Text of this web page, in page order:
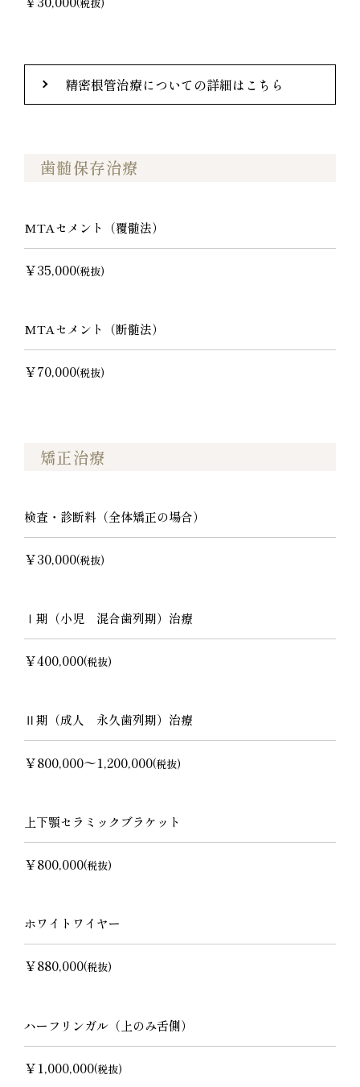
精密根管治療についての詳細はこちら
歯髄保存治療
MTAセメント（覆髄法）
￥35,000(税抜)
MTAセメント（断髄法）
￥70,000(税抜)
矯正治療
検査・診断料（全体矯正の場合）
￥30,000(税抜)
Ⅰ期（小児 混合歯列期）治療
￥400,000(税抜)
Ⅱ期（成人 永久歯列期）治療
￥800,000〜1,200,000(税抜)
上下顎セラミックブラケット
￥800,000(税抜)
ホワイトワイヤー
￥880,000(税抜)
ハーフリンガル（上のみ舌側）
￥1,000,000(税抜)